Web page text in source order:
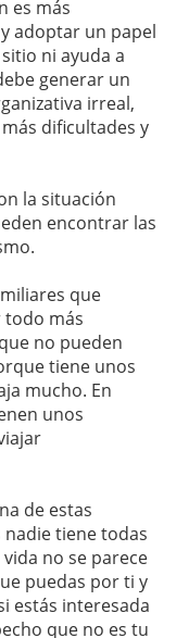
es más
adoptar un papel
ni ayuda a
generar un
irreal,
dificultades y
la situación
encontrar las
que
todo más
no pueden
tiene unos
mucho. En
unos
de estas
nadie tiene todas
no se parece
puedas por ti y
estás interesada
que no es tu